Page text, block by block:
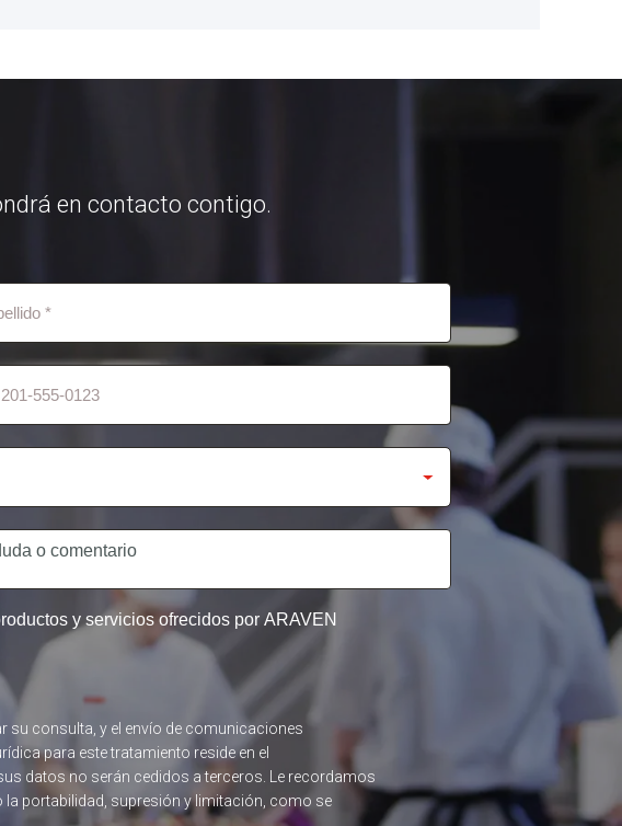
en contacto contigo.
y servicios ofrecidos por ARAVEN
su consulta, y el envío de comunicaciones
para este tratamiento reside en el
datos no serán cedidos a terceros. Le recordamos
la portabilidad, supresión y limitación, como se